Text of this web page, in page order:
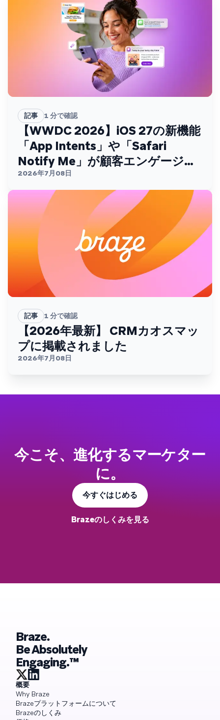
記事 1 分で確認
【WWDC 2026】iOS 27の新機能
「App Intents」や「Safari
Notify Me」が顧客エンゲージメ
ントを変える
2026年7月08日
記事 1 分で確認
【2026年最新】 CRMカオスマッ
プに掲載されました
2026年7月08日
今こそ、進化するマーケター
に。
今すぐはじめる
Brazeのしくみを見る
Braze.
Be Absolutely
Engaging.™
概要
Why Braze
Brazeプラットフォームについて
Brazeのしくみ